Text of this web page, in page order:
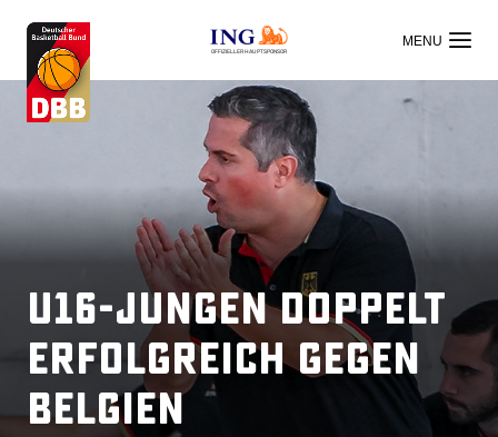
OFFIZIELLER HAUPTSPONSOR
U16-Jungen doppelt
erfolgreich gegen
Belgien